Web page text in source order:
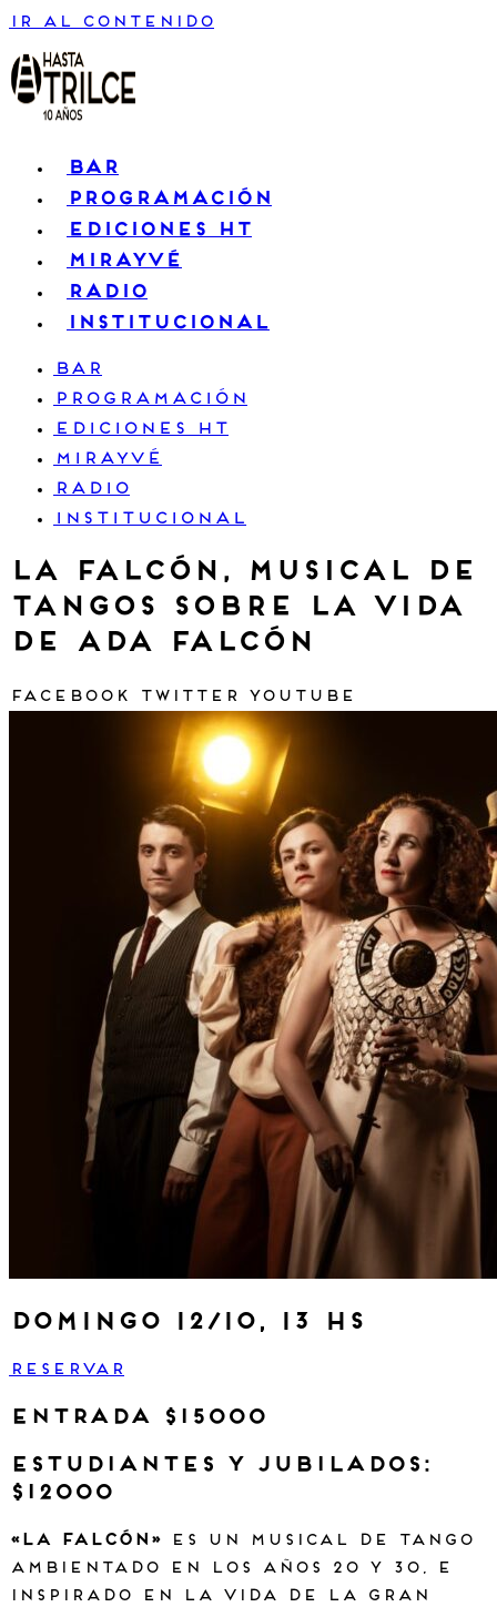
Ir al contenido
BAR
PROGRAMACIÓN
EDICIONES HT
MIRAYVÉ
RADIO
INSTITUCIONAL
BAR
PROGRAMACIÓN
EDICIONES HT
MIRAYVÉ
RADIO
INSTITUCIONAL
La Falcón, musical de
tangos sobre la vida
de Ada Falcón
Facebook Twitter Youtube
domingo 12/10, 13 hs
RESERVAR
entrada $15000
estudiantes y jubilados:
$12000
«LA FALCÓN» es un musical de tango
ambientado en los años 20 y 30, e
inspirado en la vida de la gran